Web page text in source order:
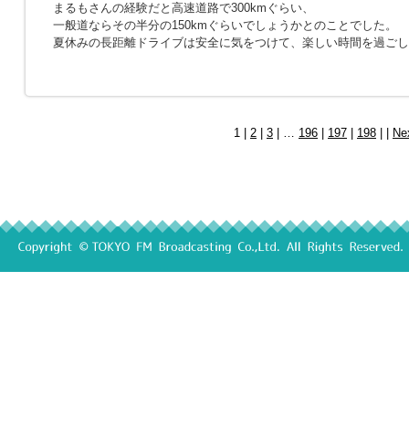
まるもさんの経験だと高速道路で300kmぐらい、
一般道ならその半分の150kmぐらいでしょうかとのことでした。
夏休みの長距離ドライブは安全に気をつけて、楽しい時間を過ご
1 | 2 3 | … 196 197 198